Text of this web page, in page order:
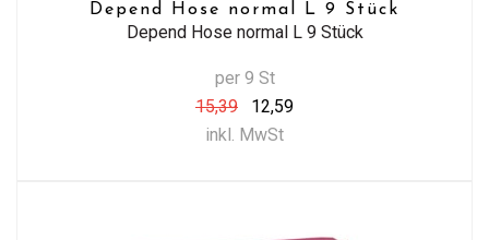
Depend Hose normal L 9 Stück
Depend Hose normal L 9 Stück
per 9 St
15,39
12,59
inkl. MwSt